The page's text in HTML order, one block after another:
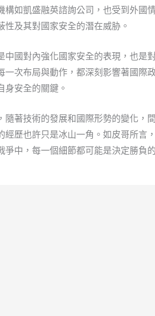
構如凱盛融英諮詢公司，也受到外國
及其對國家安全的潛在威胁。
中國對內強化國家安全的表現，也是
一次布局與動作，都深刻影響著國際
身安全的關鍵。
隨著技術的發展和國際形勢的變化，
經歷也許只是冰山一角。如皮哥所言
中，每一個細節都可能是決定勝負